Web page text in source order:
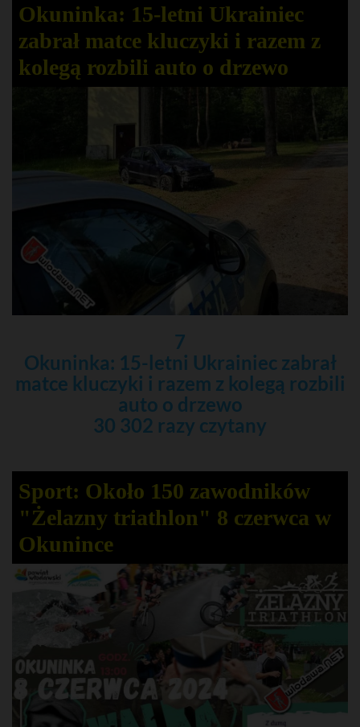
Okuninka: 15-letni Ukrainiec
zabrał matce kluczyki i razem z
kolegą rozbili auto o drzewo
7
Okuninka: 15-letni Ukrainiec zabrał
matce kluczyki i razem z kolegą rozbili
auto o drzewo
30 302 razy czytany
Sport: Około 150 zawodników
"Żelazny triathlon" 8 czerwca w
Okunince